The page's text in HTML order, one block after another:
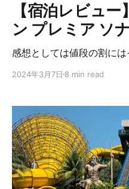
【宿泊レビュ
ン プレミア ソ
感想としては値段の割には
2024年3月7日 8 min read